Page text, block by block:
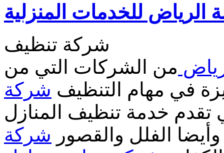
الرياض للخدمات المنزلية
شركة تنظيف
من الشركات التي من
في مهام التنظيف شركة
خدمة تنظيف المنازل
الفلل والقصور شركة